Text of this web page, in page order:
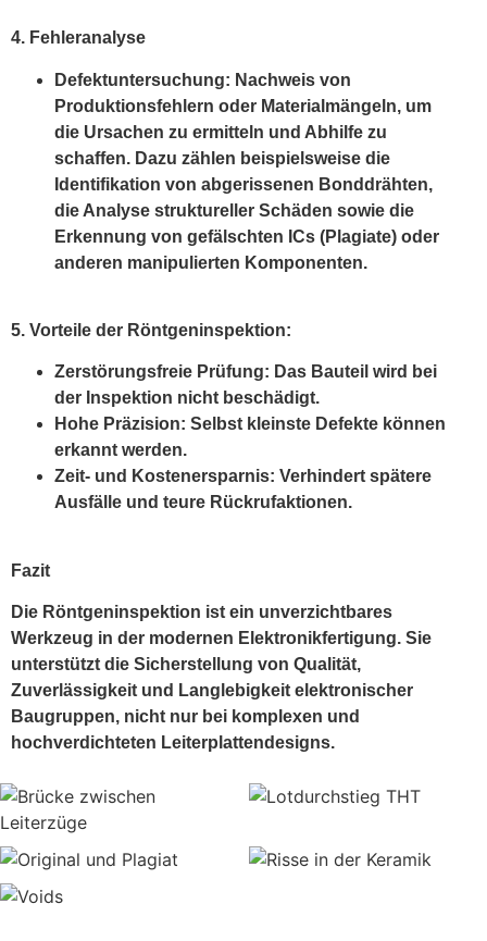
4. Fehleranalyse
Defektuntersuchung: Nachweis von
Produktionsfehlern oder Materialmängeln, um
die Ursachen zu ermitteln und Abhilfe zu
schaffen. Dazu zählen beispielsweise die
Identifikation von abgerissenen Bonddrähten,
die Analyse struktureller Schäden sowie die
Erkennung von gefälschten ICs (Plagiate) oder
anderen manipulierten Komponenten.
5. Vorteile der Röntgeninspektion:
Zerstörungsfreie Prüfung: Das Bauteil wird bei
der Inspektion nicht beschädigt.
Hohe Präzision: Selbst kleinste Defekte können
erkannt werden.
Zeit- und Kostenersparnis: Verhindert spätere
Ausfälle und teure Rückrufaktionen.
Fazit
Die Röntgeninspektion ist ein unverzichtbares
Werkzeug in der modernen Elektronikfertigung. Sie
unterstützt die Sicherstellung von Qualität,
Zuverlässigkeit und Langlebigkeit elektronischer
Baugruppen, nicht nur bei komplexen und
hochverdichteten Leiterplattendesigns.